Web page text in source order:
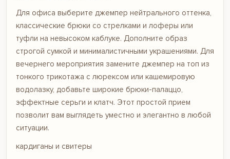
Для офиса выберите джемпер нейтрального оттенка,
классические брюки со стрелками и лоферы или
туфли на невысоком каблуке. Дополните образ
строгой сумкой и минималистичными украшениями. Для
вечернего мероприятия замените джемпер на топ из
тонкого трикотажа с люрексом или кашемировую
водолазку, добавьте широкие брюки-палаццо,
эффектные серьги и клатч. Этот простой прием
позволит вам выглядеть уместно и элегантно в любой
ситуации.
кардиганы и свитеры